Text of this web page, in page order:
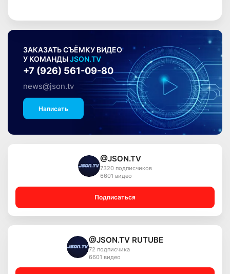
ЗАКАЗАТЬ СЪЁМКУ ВИДЕО
У КОМАНДЫJSON.TV
+7 (926) 561-09-80
news@json.tv
Написать
@JSON.TV
7320 подписчиков
6601 видео
Подписаться
@JSON.TV RUTUBE
72 подписчика
6601 видео